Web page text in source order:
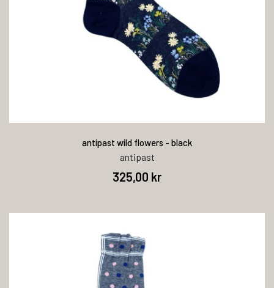
antipast wild flowers - black
antipast
325,00 kr